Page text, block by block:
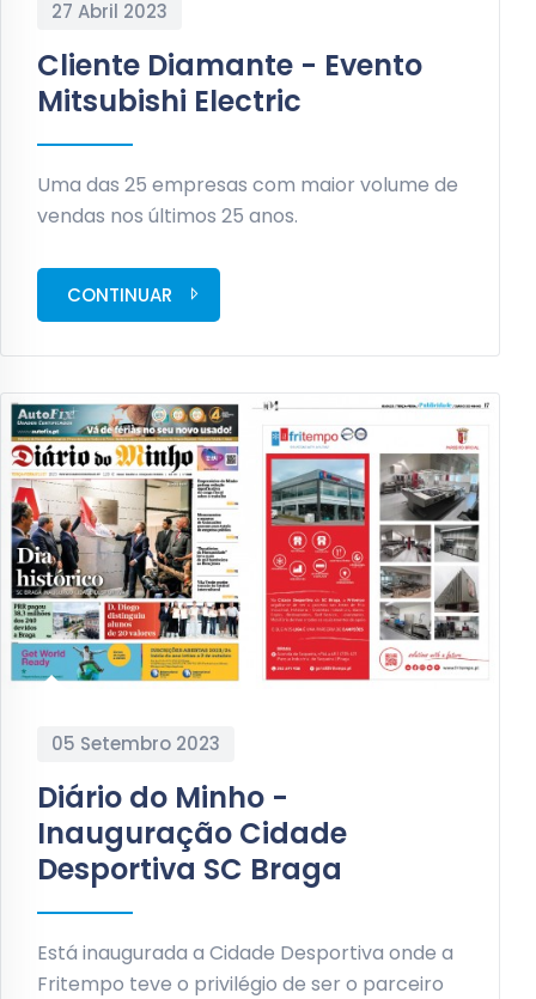
27 Abril 2023
Cliente Diamante - Evento
Mitsubishi Electric
Uma das 25 empresas com maior volume de
vendas nos últimos 25 anos.
CONTINUAR
05 Setembro 2023
Diário do Minho -
Inauguração Cidade
Desportiva SC Braga
Está inaugurada a Cidade Desportiva onde a
Fritempo teve o privilégio de ser o parceiro